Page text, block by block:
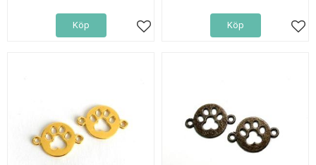
Lägg till i favoriter
Köp Köp